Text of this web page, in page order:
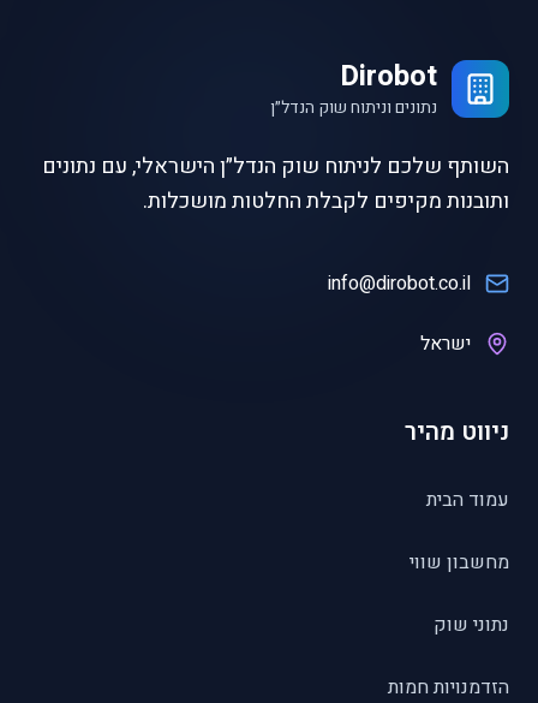
Dirobot
נתונים וניתוח שוק הנדל״ן
השותף שלכם לניתוח שוק הנדל״ן הישראלי, עם נתונים
ותובנות מקיפים לקבלת החלטות מושכלות.
info@dirobot.co.il
ישראל
ניווט מהיר
עמוד הבית
מחשבון שווי
נתוני שוק
הזדמנויות חמות